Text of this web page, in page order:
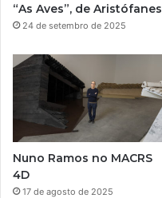
“As Aves”, de Aristófanes
24 de setembro de 2025
Nuno Ramos no MACRS
4D
17 de agosto de 2025